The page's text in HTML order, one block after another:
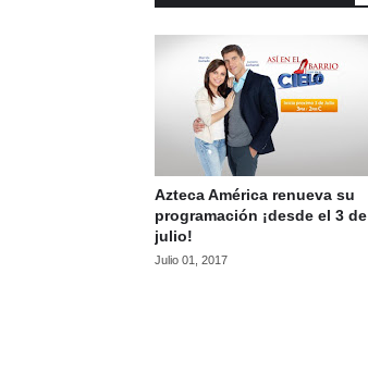
Azteca América renueva su
programación ¡desde el 3 de
julio!
Julio 01, 2017